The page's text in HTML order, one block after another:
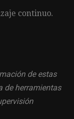
continuo.
de estas
de herramientas